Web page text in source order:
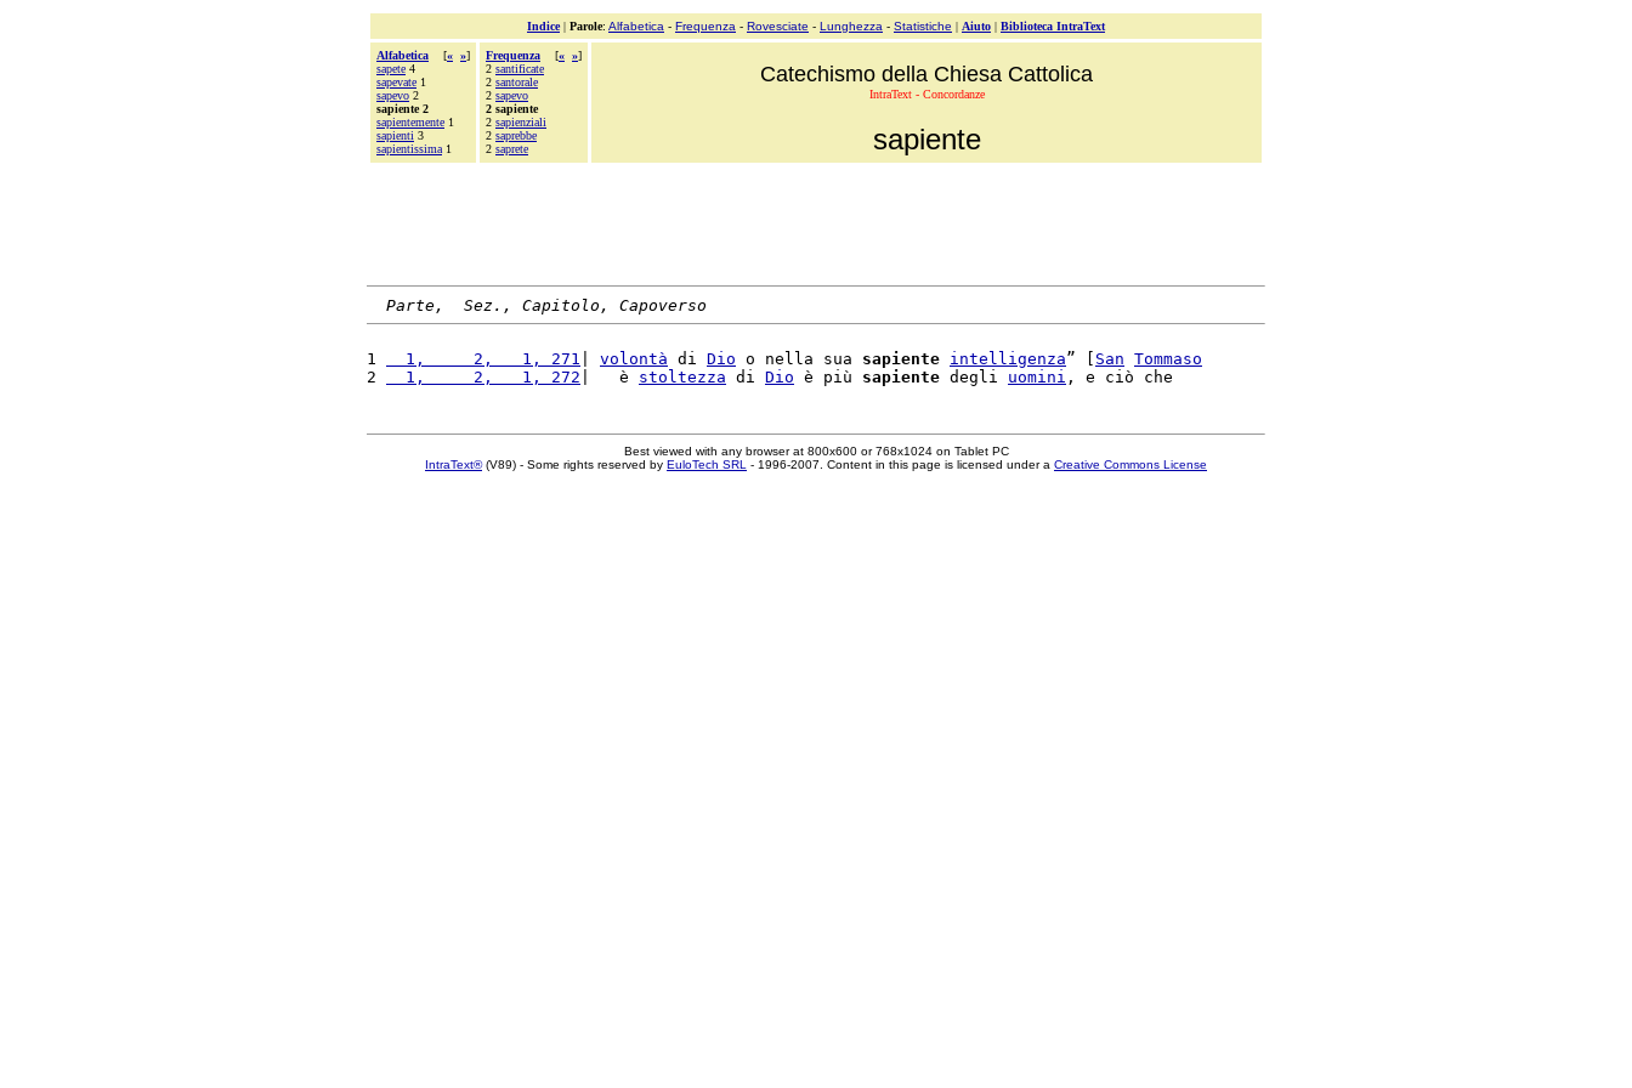
Indice| Parole: Alfabetica - Frequenza - Rovesciate - Lunghezza - Statistiche | Aiuto | Biblioteca IntraText
Alfabetica [« »]
sapete 4
sapevate 1
sapevo 2
sapiente 2
sapientemente 1
sapienti 3
sapientissima 1
Frequenza [« »]
2 santificate
2 santorale
2 sapevo
2 sapiente
2 sapienziali
2 saprebbe
2 saprete
Catechismo della Chiesa Cattolica
IntraText - Concordanze
sapiente
Parte,  Sez., Capitolo, Capoverso
1
  1,     2,   1, 271
volontà di Dio o nella sua sapiente intelligenza” [ San Tommaso
2
  1,     2,   1, 272
|   è stoltezza di Dio è più sapiente degli uomini
Best viewed with any browser at 800x600 or 768x1024 on Tablet PC
IntraText®(V89) - Some rights reserved by EuloTech SRL - 1996-2007. Content in this page is licensed under a Creative Commons License